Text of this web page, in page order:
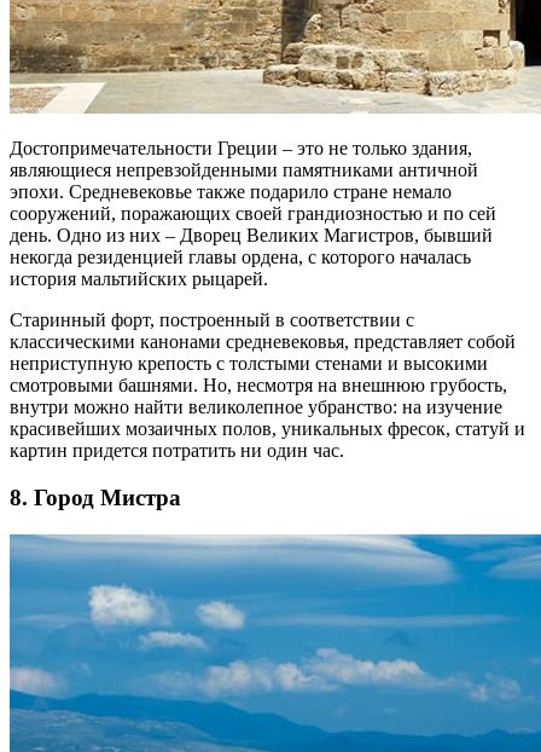
Достопримечательности Греции – это не только здания,
являющиеся непревзойденными памятниками античной
эпохи. Средневековье также подарило стране немало
сооружений, поражающих своей грандиозностью и по сей
день. Одно из них – Дворец Великих Магистров, бывший
некогда резиденцией главы ордена, с которого началась
история мальтийских рыцарей.
Старинный форт, построенный в соответствии с
классическими канонами средневековья, представляет собой
неприступную крепость с толстыми стенами и высокими
смотровыми башнями. Но, несмотря на внешнюю грубость,
внутри можно найти великолепное убранство: на изучение
красивейших мозаичных полов, уникальных фресок, статуй и
картин придется потратить ни один час.
8. Город Мистра